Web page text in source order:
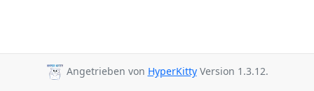
Angetrieben von HyperKittyVersion 1.3.12.